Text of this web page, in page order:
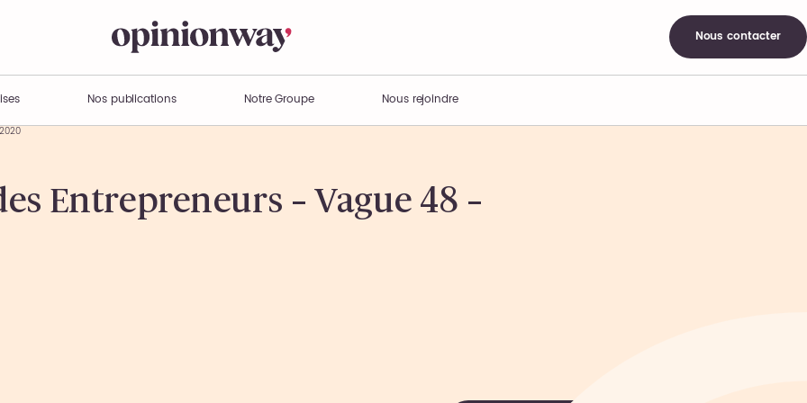
Nous contacter
Nos publications Notre Groupe Nous rejoindre
Entrepreneurs – Vague 48 –